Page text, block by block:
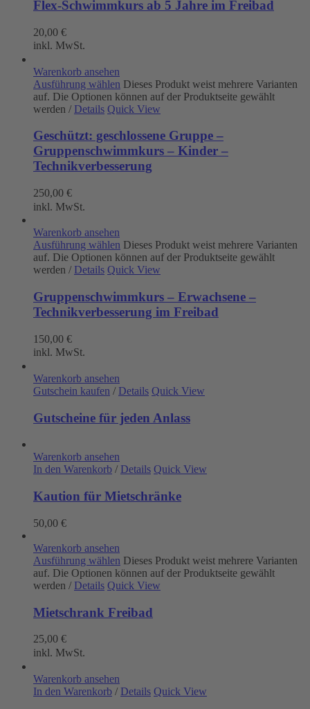
Flex-Schwimmkurs ab 5 Jahre im Freibad
20,00 €
inkl. MwSt.
Warenkorb ansehen
Ausführung wählen Dieses Produkt weist mehrere Varianten
auf. Die Optionen können auf der Produktseite gewählt
werden / Details Quick View
Geschützt: geschlossene Gruppe –
Gruppenschwimmkurs – Kinder –
Technikverbesserung
250,00 €
inkl. MwSt.
Warenkorb ansehen
Ausführung wählen Dieses Produkt weist mehrere Varianten
auf. Die Optionen können auf der Produktseite gewählt
werden / Details Quick View
Gruppenschwimmkurs – Erwachsene –
Technikverbesserung im Freibad
150,00 €
inkl. MwSt.
Warenkorb ansehen
Gutschein kaufen / Details Quick View
Gutscheine für jeden Anlass
Warenkorb ansehen
In den Warenkorb / Details Quick View
Kaution für Mietschränke
50,00 €
Warenkorb ansehen
Ausführung wählen Dieses Produkt weist mehrere Varianten
auf. Die Optionen können auf der Produktseite gewählt
werden / Details Quick View
Mietschrank Freibad
25,00 €
inkl. MwSt.
Warenkorb ansehen
In den Warenkorb / Details Quick View